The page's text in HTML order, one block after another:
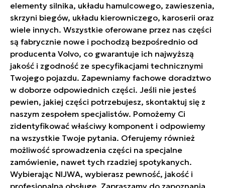
elementy silnika, układu hamulcowego, zawieszenia,
skrzyni biegów, układu kierowniczego, karoserii oraz
wiele innych. Wszystkie oferowane przez nas części
są fabrycznie nowe i pochodzą bezpośrednio od
producenta Volvo, co gwarantuje ich najwyższą
jakość i zgodność ze specyfikacjami technicznymi
Twojego pojazdu. Zapewniamy fachowe doradztwo
w doborze odpowiednich części. Jeśli nie jesteś
pewien, jakiej części potrzebujesz, skontaktuj się z
naszym zespołem specjalistów. Pomożemy Ci
zidentyfikować właściwy komponent i odpowiemy
na wszystkie Twoje pytania. Oferujemy również
możliwość sprowadzenia części na specjalne
zamówienie, nawet tych rzadziej spotykanych.
Wybierając NIJWA, wybierasz pewność, jakość i